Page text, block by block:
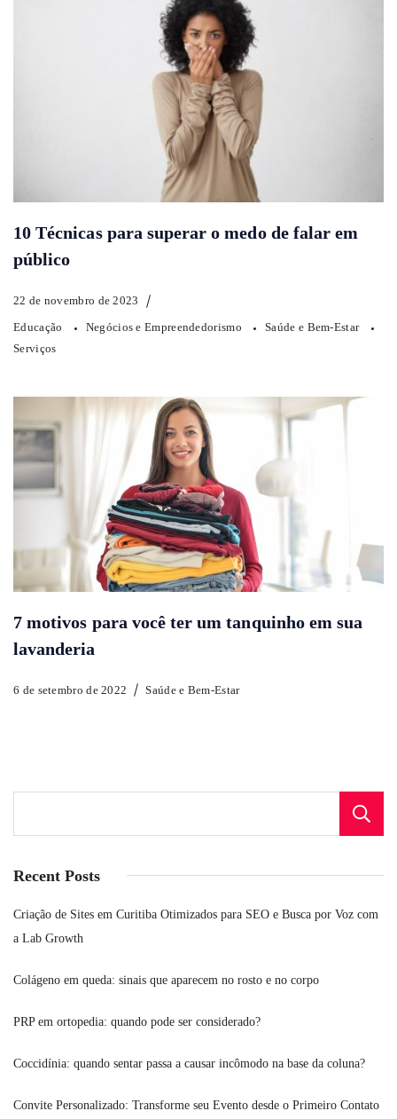
10 Técnicas para superar o medo de falar em
público
22 de novembro de 2023
Educação
Negócios e Empreendedorismo
Saúde e Bem-Estar
Serviços
7 motivos para você ter um tanquinho em sua
lavanderia
6 de setembro de 2022 Saúde e Bem-Estar
Recent Posts
Criação de Sites em Curitiba Otimizados para SEO e Busca por Voz com
a Lab Growth
Colágeno em queda: sinais que aparecem no rosto e no corpo
PRP em ortopedia: quando pode ser considerado?
Coccidínia: quando sentar passa a causar incômodo na base da coluna?
Convite Personalizado: Transforme seu Evento desde o Primeiro Contato